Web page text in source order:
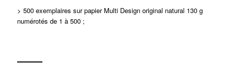
> 500 exemplaires sur papier Multi Design original natural 130 g
numérotés de 1 à 500 ;